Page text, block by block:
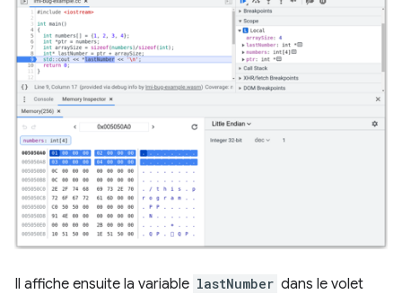
Il affiche ensuite la variable lastNumber dans le volet